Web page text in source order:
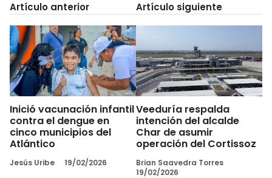
Artículo anterior
Inició vacunación infantil
contra el dengue en
cinco municipios del
Atlántico
Jesús Uribe 19/02/2026
Artículo siguiente
Veeduría respalda
intención del alcalde
Char de asumir
operación del Cortissoz
Brian Saavedra Torres
19/02/2026